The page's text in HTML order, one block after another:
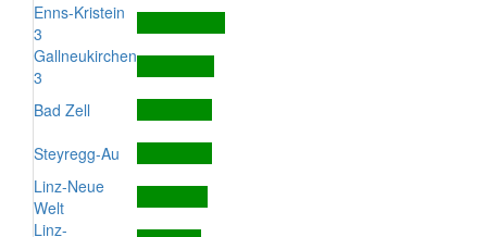
Enns-Kristein
3
Gallneukirchen
3
Bad Zell
Steyregg-Au
Linz-Neue
Welt
Linz-